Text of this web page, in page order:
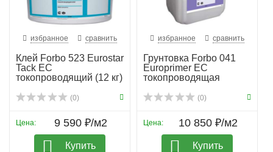
избранное сравнить
Клей Forbo 523 Eurostar
Tack EC
токопроводящий (12 кг)
(0)
Цена: 9 590 ₽/м2
Купить
избранное сравнить
Грунтовка Forbo 041
Europrimer EC
токопроводящая
(0)
Цена: 10 850 ₽/м2
Купить